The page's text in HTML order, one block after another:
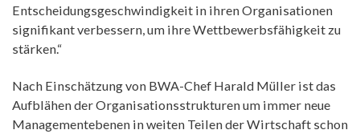
Entscheidungsgeschwindigkeit in ihren Organisationen
signifikant verbessern, um ihre Wettbewerbsfähigkeit zu
stärken.“
Nach Einschätzung von BWA-Chef Harald Müller ist das
Aufblähen der Organisationsstrukturen um immer neue
Managementebenen in weiten Teilen der Wirtschaft schon